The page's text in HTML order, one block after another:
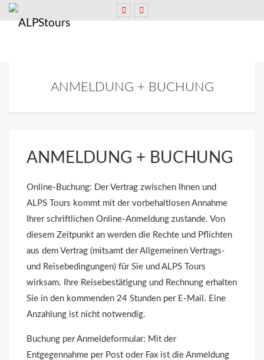
ANMELDUNG + BUCHUNG
ANMELDUNG + BUCHUNG
Online-Buchung: Der Vertrag zwischen Ihnen und
ALPS Tours kommt mit der vorbehaltlosen Annahme
Ihrer schriftlichen Online-Anmeldung zustande. Von
diesem Zeitpunkt an werden die Rechte und Pflichten
aus dem Vertrag (mitsamt der Allgemeinen Vertrags-
und Reisebedingungen) für Sie und ALPS Tours
wirksam. Ihre Reisebestätigung und Rechnung erhalten
Sie in den kommenden 24 Stunden per E-Mail. Eine
Anzahlung ist nicht notwendig.
Buchung per Anmeldeformular: Mit der
Entgegennahme per Post oder Fax ist die Anmeldung